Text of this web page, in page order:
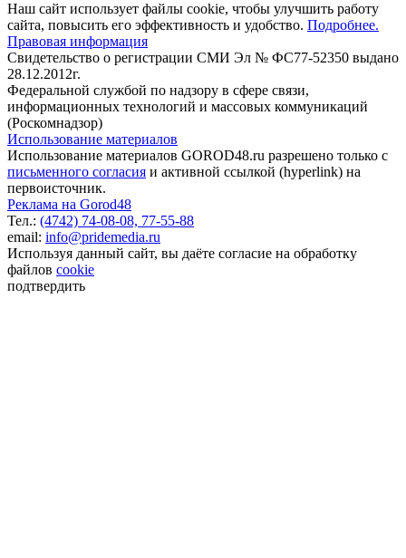
Наш сайт использует файлы cookie, чтобы улучшить работу
сайта, повысить его эффективность и удобство. Подробнее.
Правовая информация
Свидетельство о регистрации СМИ Эл № ФС77-52350 выдано
28.12.2012г.
Федеральной службой по надзору в сфере связи,
информационных технологий и массовых коммуникаций
(Роскомнадзор)
Использование материалов
Использование материалов GOROD48.ru разрешено только с
письменного согласия и активной ссылкой (hyperlink) на
первоисточник.
Реклама на Gorod48
Тел.: (4742) 74-08-08, 77-55-88
email: info@pridemedia.ru
Используя данный сайт, вы даёте согласие на обработку
файлов cookie
подтвердить